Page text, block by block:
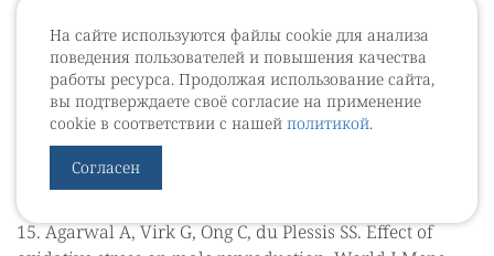
На сайте используются файлы cookie для анализа
поведения пользователей и повышения качества
работы ресурса. Продолжая использование сайта,
вы подтверждаете своё согласие на применение
cookie в соответствии с нашей политикой.
Согласен
Cittadini E. New molecular markers for the evaluation
of gamete quality. J Assist Reprod Genet 2013;30(2):207-
12. DOI: 10.1007/s10815-013-9943-y.
14. Erenpreiss J, Spano M, Erenpreisa J, Bungum M,
Giwercman A. Sperm chromatin structure and male
fertility: biological and clinical aspects. Asian J Androl
2006;8(1):11-29. DOI: 10.1111/j.1745-7262.2006.00112.x.
15. Agarwal A, Virk G, Ong C, du Plessis SS. Effect of